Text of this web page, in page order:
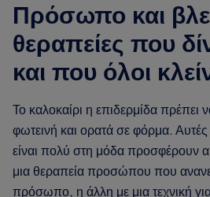
Πρόσωπο και
θεραπείες που
και που όλοι
Το καλοκαίρι η επιδερμίδα πρέπει
φωτεινή και ορατά σε φόρμα.
είναι πολύ στη μόδα προσφέρουν
μια θεραπεία προσώπου που
πρόσωπο, η άλλη με μια τεχνική